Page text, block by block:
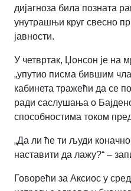
дијагноза била позната
унутрашњи круг свесно
јавности.
У четвртак, Џонсон је на
„упутио писма бившим
кабинета тражећи да се
ради саслушања о
способностима током
„Да ли ће ти људи
наставити да лажу?“ –
Говорећи за Аксиос у